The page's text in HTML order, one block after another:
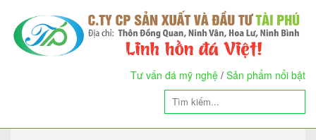
Tư vấn đá mỹ nghệ / Sản phẩm nổi bật